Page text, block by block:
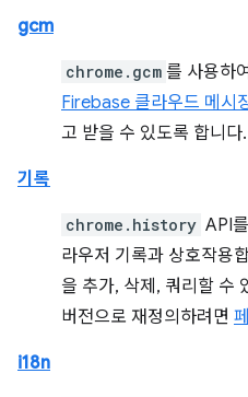
gcm
chrome.gcm 를 사용하
Firebase 클라우드 메시
고 받을 수 있도록 합니다.
기록
chrome.history API
라우저 기록과 상호작용
을 추가, 삭제, 쿼리할 수
버전으로 재정의하려면
i18n